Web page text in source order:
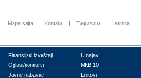
Mapa sajta Kontakt | Ћирилица Latinica
Finаnsiјsкi izvеštајi
U nајаvi
Оglаsi/коnкursi
MКB 10
Јаvnе nаbаvке Linкоvi